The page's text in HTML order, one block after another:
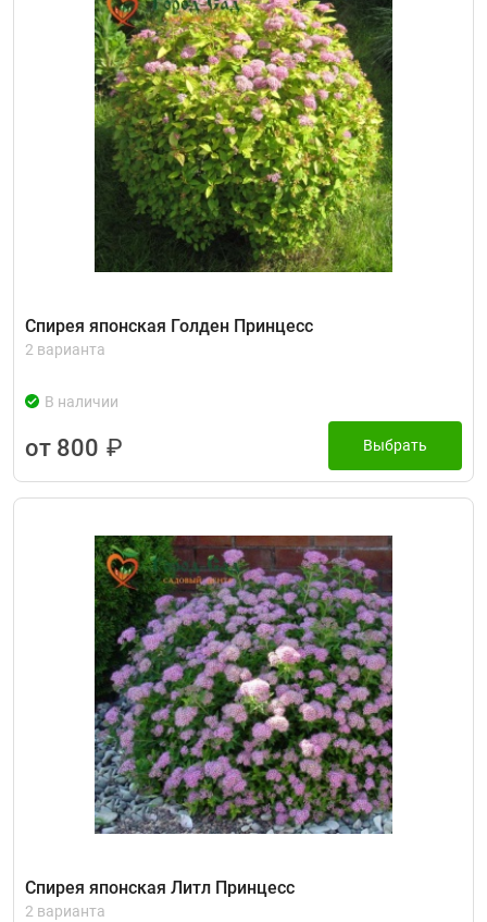
Спирея японская Голден Принцесс
2 варианта
В наличии
от 800 ₽ Выбрать
Спирея японская Литл Принцесс
2 варианта